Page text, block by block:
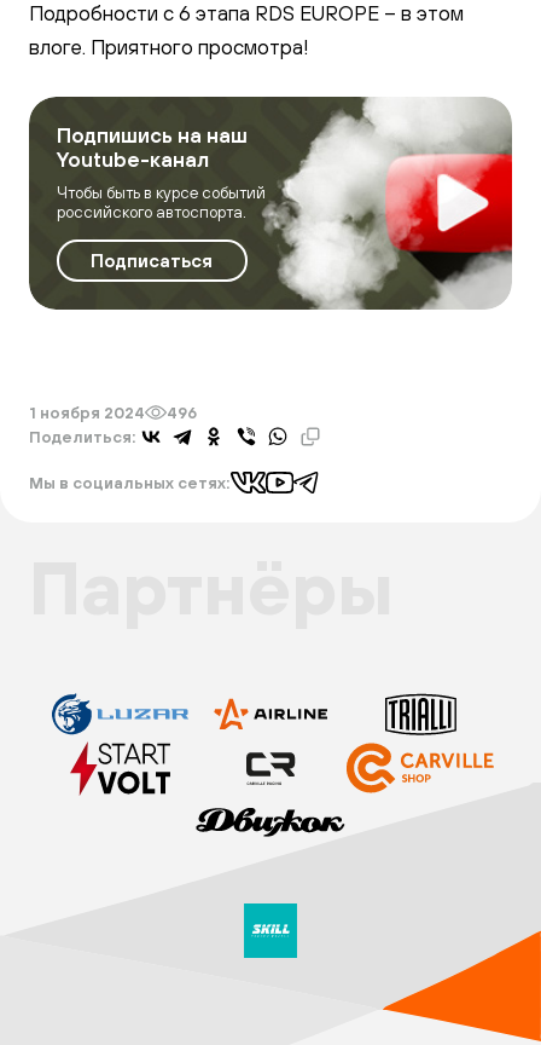
Подробности с 6 этапа RDS EUROPE – в этом
влоге. Приятного просмотра!
Подпишись на наш
Youtube-канал
Чтобы быть в курсе событий
российского автоспорта.
Подписаться
1 ноября 2024
496
Поделиться:
Мы в социальных сетях: